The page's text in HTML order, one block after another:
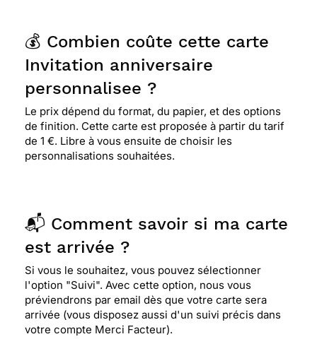
💰 Combien coûte cette carte
Invitation anniversaire
personnalisee ?
Le prix dépend du format, du papier, et des options
de finition. Cette carte est proposée à partir du tarif
de 1 €. Libre à vous ensuite de choisir les
personnalisations souhaitées.
📬 Comment savoir si ma carte
est arrivée ?
Si vous le souhaitez, vous pouvez sélectionner
l'option "Suivi". Avec cette option, nous vous
préviendrons par email dès que votre carte sera
arrivée (vous disposez aussi d'un suivi précis dans
votre compte Merci Facteur).